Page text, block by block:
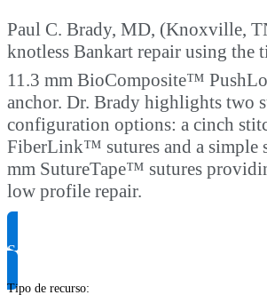
Paul C. Brady, MD, (Knoxville,
knotless Bankart repair using the
11.3 mm BioComposite™
anchor. Dr. Brady highlights two
configuration options: a cinch
FiberLink™ sutures and a simple
mm SutureTape™ sutures
low profile repair.
Solicite informação do produto
Tipo de recurso: